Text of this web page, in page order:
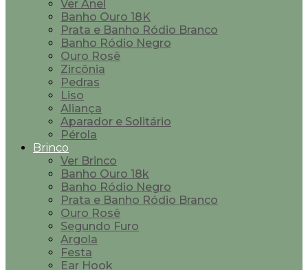
Ver Anel
Banho Ouro 18K
Prata e Banho Ródio Branco
Banho Ródio Negro
Ouro Rosê
Zircônia
Pedras
Liso
Aliança
Aparador e Solitário
Pérola
Brinco
Ver Brinco
Banho Ouro 18k
Banho Ródio Negro
Prata e Banho Ródio Branco
Ouro Rosê
Segundo Furo
Argola
Festa
Ear Hook